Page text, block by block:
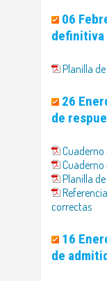
06
definitiva
Planilla
26
de
Cuaderno
Planilla
correctas
16
de